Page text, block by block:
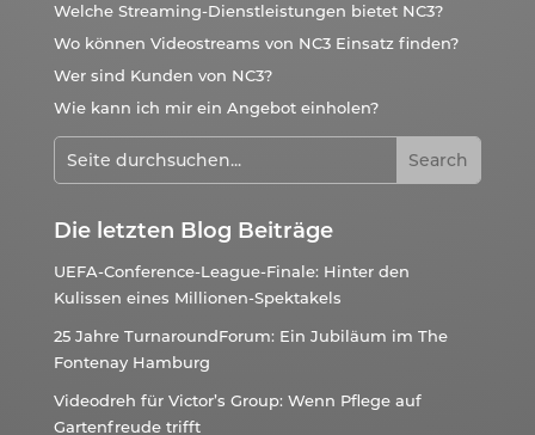
Welche Streaming-Dienstleistungen bietet NC3?
Wo können Videostreams von NC3 Einsatz finden?
Wer sind Kunden von NC3?
Wie kann ich mir ein Angebot einholen?
Die letzten Blog Beiträge
UEFA-Conference-League-Finale: Hinter den
Kulissen eines Millionen-Spektakels
25 Jahre TurnaroundForum: Ein Jubiläum im The
Fontenay Hamburg
Videodreh für Victor’s Group: Wenn Pflege auf
Gartenfreude trifft